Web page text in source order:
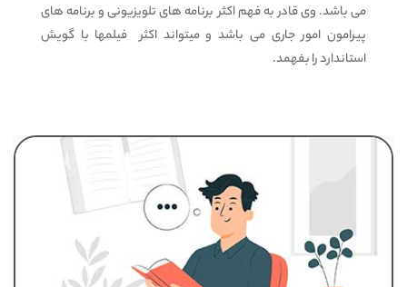
می باشد. وی قادر به فهم اکثر برنامه های تلویزیونی و برنامه های
پیرامون امور جاری می باشد و میتواند اکثر فیلمها با گویش
استاندارد را بفهمد.